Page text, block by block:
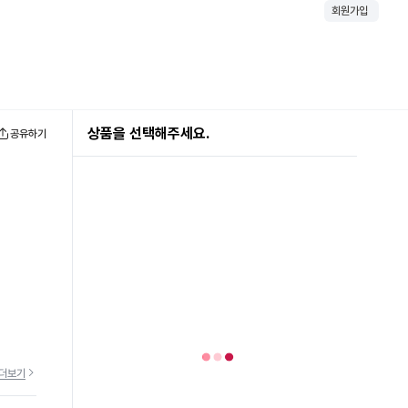
회원가입
공유하기
보기
상품을 선택해주세요.